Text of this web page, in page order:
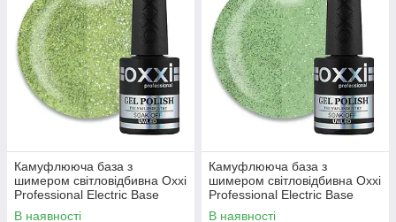
Камуфлююча база з
шимером світловідбивна Oxxi
Professional Electric Base
№03 оливково-салатовий, 10
В наявності
Камуфлююча база з
шимером світловідбивна Oxxi
Professional Electric Base
№06 салатово-зелений, 10
В наявності